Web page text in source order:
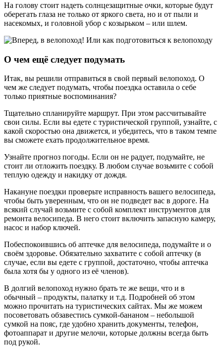
На голову стоит надеть солнцезащитные очки, которые будут
оберегать глаза не только от яркого света, но и от пыли и
насекомых, и головной убор с козырьком – или шлем.
О чем ещё следует подумать
Итак, вы решили отправиться в свой первый велопоход. О
чем же следует подумать, чтобы поездка оставила о себе
только приятные воспоминания?
Тщательно спланируйте маршрут. При этом рассчитывайте
свои силы. Если вы едете с туристической группой, узнайте, с
какой скоростью она движется, и убедитесь, что в таком темпе
вы сможете ехать продолжительное время.
Узнайте прогноз погоды. Если он не радует, подумайте, не
стоит ли отложить поездку. В любом случае возьмите с собой
теплую одежду и накидку от дождя.
Накануне поездки проверьте исправность вашего велосипеда,
чтобы быть уверенным, что он не подведет вас в дороге. На
всякий случай возьмите с собой комплект инструментов для
ремонта велосипеда. В него стоит включить запасную камеру,
насос и набор ключей.
Побеспокоившись об аптечке для велосипеда, подумайте и о
своём здоровье. Обязательно захватите с собой аптечку (в
случае, если вы едете с группой, достаточно, чтобы аптечка
была хотя бы у одного из её членов).
В долгий велопоход нужно брать те же вещи, что и в
обычный – продукты, палатку и т.д. Подробней об этом
можно прочитать на туристических сайтах. Мы же можем
посоветовать обзавестись сумкой-бананом – небольшой
сумкой на пояс, где удобно хранить документы, телефон,
фотоаппарат и другие мелочи, которые должны всегда быть
под рукой.